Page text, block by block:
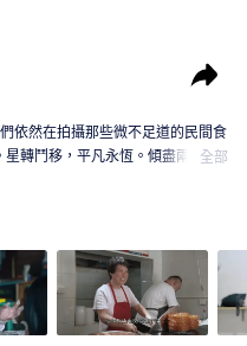
依然在拍攝那些微不足道的民間食
轉鬥移，平凡永恆。傾盡兩年，
全部